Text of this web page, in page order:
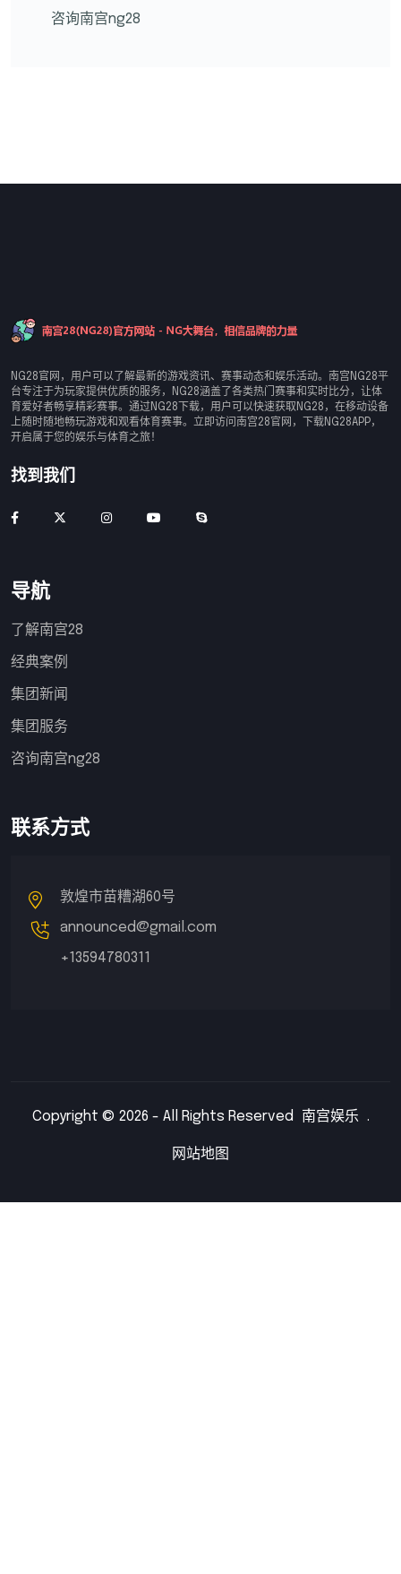
咨询南宫ng28
NG28官网，用户可以了解最新的游戏资讯、赛事动态和娱乐活动。南宫NG28平
台专注于为玩家提供优质的服务，NG28涵盖了各类热门赛事和实时比分，让体
育爱好者畅享精彩赛事。通过NG28下载，用户可以快速获取NG28，在移动设备
上随时随地畅玩游戏和观看体育赛事。立即访问南宫28官网，下载NG28APP，
开启属于您的娱乐与体育之旅！
找到我们
导航
了解南宫28
经典案例
集团新闻
集团服务
咨询南宫ng28
联系方式
敦煌市苗糟湖60号
announced@gmail.com
+13594780311
Copyright © 2026 - All Rights Reserved 南宫娱乐 .
网站地图